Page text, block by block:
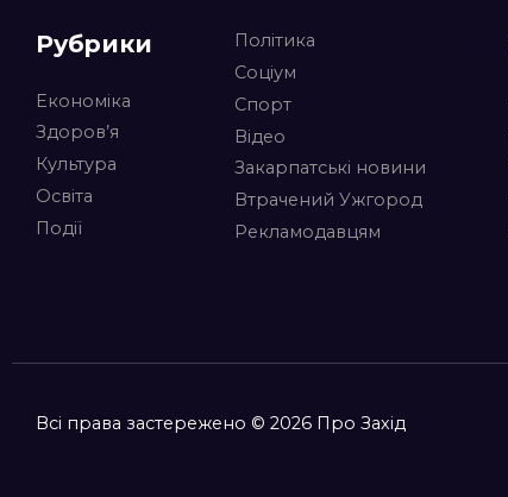
Рубрики
Економіка
Здоров’я
Культура
Освіта
Події
Політика
Соціум
Спорт
Відео
Закарпатські новини
Втрачений Ужгород
Рекламодавцям
Всі права застережено © 2026 Про Захід